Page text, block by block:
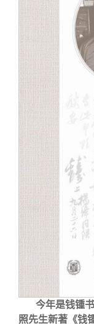
今年是钱锺
照先生新著《钱